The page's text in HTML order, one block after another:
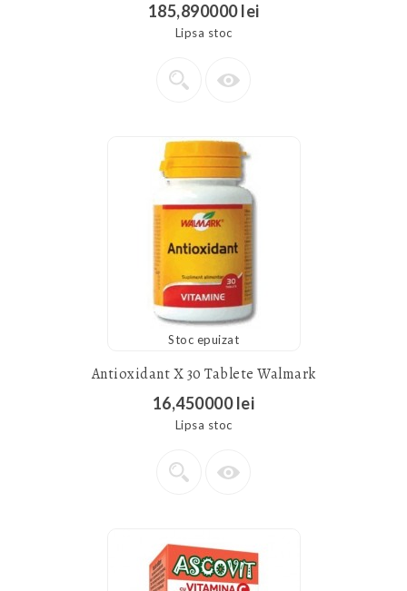
185,890000 lei
Lipsa stoc
Stoc epuizat
Antioxidant X 30 Tablete Walmark
16,450000 lei
Lipsa stoc